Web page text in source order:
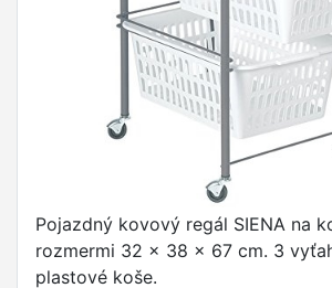
Pojazdný kovový regál SIENA na
rozmermi 32 x 38 x 67 cm. 3
plastové koše.